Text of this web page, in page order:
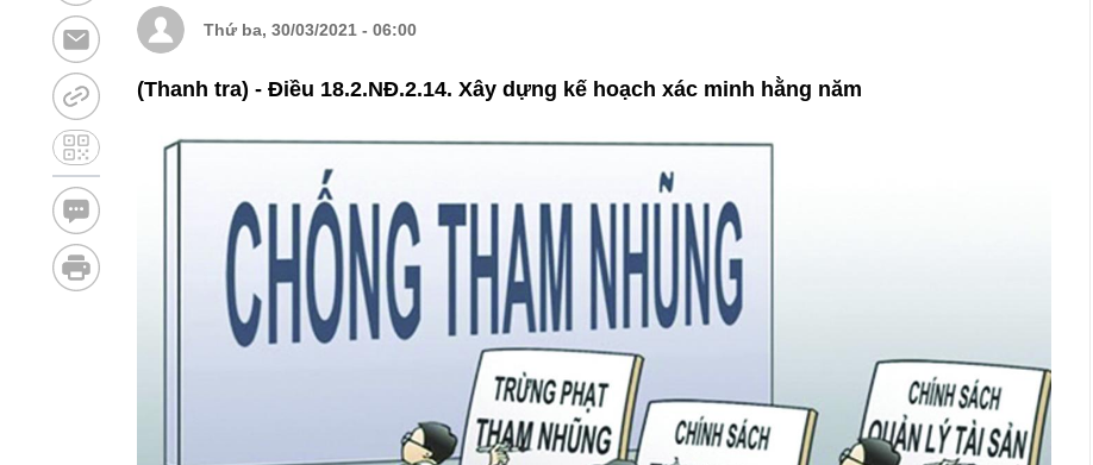
Thứ ba, 30/03/2021 - 06:00
(Thanh tra) - Điều 18.2.NĐ.2.14. Xây dựng kế hoạch xác minh hằng năm